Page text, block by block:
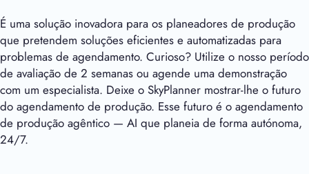
É uma solução inovadora para os planeadores de produção
que pretendem soluções eficientes e automatizadas para
problemas de agendamento. Curioso? Utilize o nosso período
de avaliação de 2 semanas ou agende uma demonstração
com um especialista. Deixe o SkyPlanner mostrar-lhe o futuro
do agendamento de produção. Esse futuro é o agendamento
de produção agêntico — AI que planeia de forma autónoma,
24/7.